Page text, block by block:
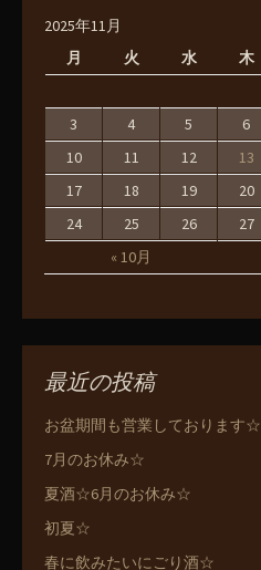
2025年11月
月
火 水 木
« 10月
3
4 5 6
10
11 12 13
17
18 19 20
24
25 26 27
最近の投稿
お盆期間も営業しております☆
7月のお休み☆
夏酒☆6月のお休み☆
初夏☆
春に飲みたいにごり酒☆